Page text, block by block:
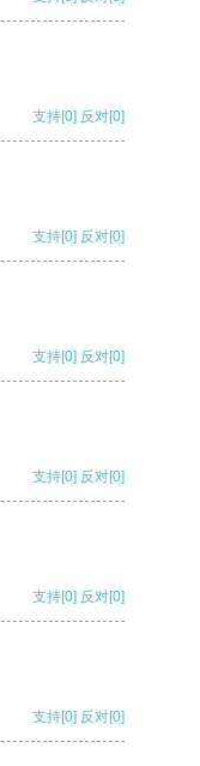
支持[0] 反对[0]
支持[0] 反对[0]
支持[0] 反对[0]
支持[0] 反对[0]
支持[0] 反对[0]
支持[0] 反对[0]